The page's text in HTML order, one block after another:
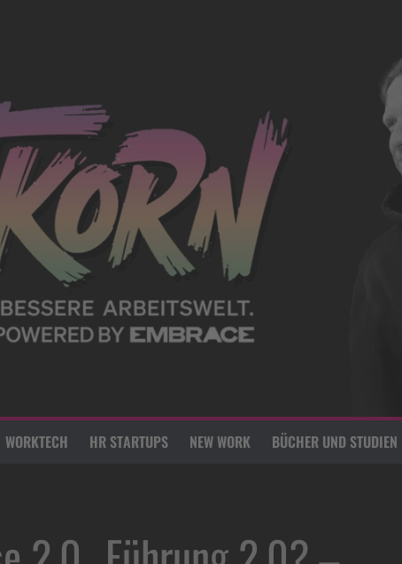
WORKTECH HR STARTUPS NEW WORK BÜCHER UND STUDIEN